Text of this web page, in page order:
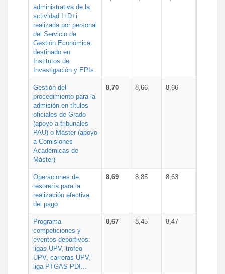
administrativa de la
actividad I+D+i
realizada por personal
del Servicio de
Gestión Económica
destinado en
Institutos de
Investigación y EPIs
Gestión del
procedimiento para la
admisión en títulos
oficiales de Grado
(apoyo a tribunales
PAU) o Máster (apoyo
a Comisiones
Académicas de
Máster)
8,70 8,66 8,66
Operaciones de
tesorería para la
realización efectiva
del pago
8,69 8,85 8,63
Programa
competiciones y
eventos deportivos:
ligas UPV, trofeo
UPV, carreras UPV,
liga PTGAS-PDI...
8,67 8,45 8,47